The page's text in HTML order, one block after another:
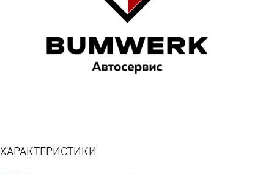
ХАРАКТЕРИСТИКИ